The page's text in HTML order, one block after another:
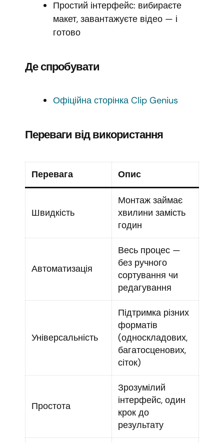
Простий інтерфейс: вибираєте
макет, завантажуєте відео — і
готово
Де спробувати
Офіційна сторінка Clip Genius
Переваги від використання
Перевага Опис
Швидкість
Монтаж займає
хвилини замість
годин
Автоматизація
Весь процес —
без ручного
сортування чи
редагування
Універсальність
Підтримка різних
форматів
(односкладових,
багатосценових,
сіток)
Простота
Зрозумілий
інтерфейс, один
крок до
результату